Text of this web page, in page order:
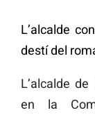
L’alcalde
destí del
L’alcalde
en la